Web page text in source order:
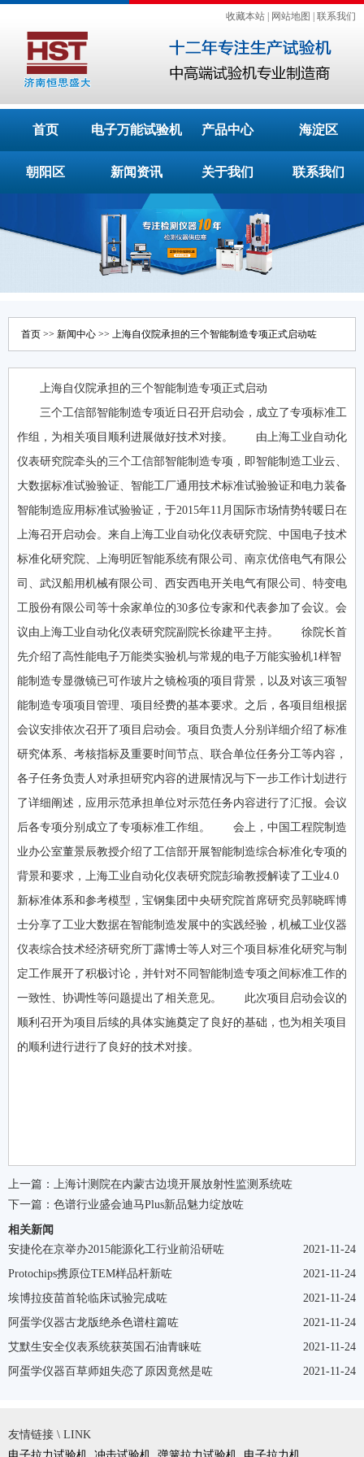
收藏本站 网站地图 联系我们
首页 电子万能试验机 产品中心 海淀区
朝阳区 新闻资讯 关于我们 联系我们
首页 >> 新闻中心 >> 上海自仪院承担的三个智能制造专项正式启动咗
上海自仪院承担的三个智能制造专项正式启动
三个工信部智能制造专项近日召开启动会，成立了专项标准工
作组，为相关项目顺利进展做好技术对接。 由上海工业自动化
仪表研究院牵头的三个工信部智能制造专项，即智能制造工业云、
大数据标准试验验证、智能工厂通用技术标准试验验证和电力装备
智能制造应用标准试验验证，于2015年11月国际市场情势转暖日在
上海召开启动会。来自上海工业自动化仪表研究院、中国电子技术
标准化研究院、上海明匠智能系统有限公司、南京优倍电气有限公
司、武汉船用机械有限公司、西安西电开关电气有限公司、特变电
工股份有限公司等十余家单位的30多位专家和代表参加了会议。会
议由上海工业自动化仪表研究院副院长徐建平主持。 徐院长首
先介绍了高性能电子万能类实验机与常规的电子万能实验机1样智
能制造专显微镜已可作玻片之镜检项的项目背景，以及对该三项智
能制造专项项目管理、项目经费的基本要求。之后，各项目组根据
会议安排依次召开了项目启动会。项目负责人分别详细介绍了标准
研究体系、考核指标及重要时间节点、联合单位任务分工等内容，
各子任务负责人对承担研究内容的进展情况与下一步工作计划进行
了详细阐述，应用示范承担单位对示范任务内容进行了汇报。会议
后各专项分别成立了专项标准工作组。 会上，中国工程院制造
业办公室董景辰教授介绍了工信部开展智能制造综合标准化专项的
背景和要求，上海工业自动化仪表研究院彭瑜教授解读了工业4.0
新标准体系和参考模型，宝钢集团中央研究院首席研究员郭晓晖博
士分享了工业大数据在智能制造发展中的实践经验，机械工业仪器
仪表综合技术经济研究所丁露博士等人对三个项目标准化研究与制
定工作展开了积极讨论，并针对不同智能制造专项之间标准工作的
一致性、协调性等问题提出了相关意见。 此次项目启动会议的
顺利召开为项目后续的具体实施奠定了良好的基础，也为相关项目
的顺利进行进行了良好的技术对接。
上一篇：
上海计测院在内蒙古边境开展放射性监测系统咗
下一篇： 色谱行业盛会迪马Plus新品魅力绽放咗
相关新闻
2021-11-24
安捷伦在京举办2015能源化工行业前沿研咗
2021-11-24
Protochips携原位TEM样品杆新咗
2021-11-24
埃博拉疫苗首轮临床试验完成咗
2021-11-24
阿蛋学仪器古龙版绝杀色谱柱篇咗
2021-11-24
艾默生安全仪表系统获英国石油青睐咗
2021-11-24
阿蛋学仪器百草师姐失恋了原因竟然是咗
友情链接 \ LINK